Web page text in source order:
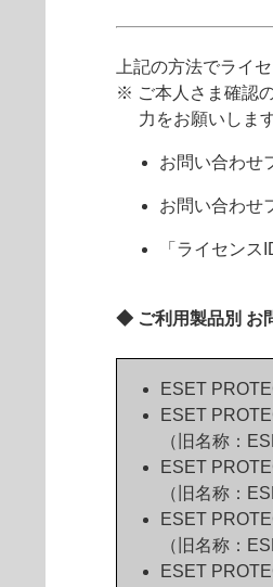
上記の方法でライ
※ ご本人さま確認
力をお願いします
お問い合わせ
お問い合わせ
「ライセン
◆ ご利用製品別 お
ESET
ESET
（旧名称：
ESET
（旧名称：
ESET
（旧名称：
ESET